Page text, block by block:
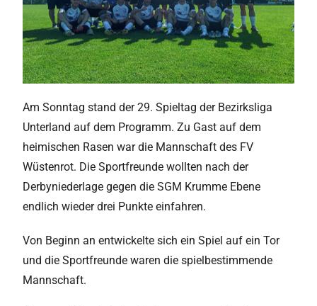
Am Sonntag stand der 29. Spieltag der Bezirksliga
Unterland auf dem Programm. Zu Gast auf dem
heimischen Rasen war die Mannschaft des FV
Wüstenrot. Die Sportfreunde wollten nach der
Derbyniederlage gegen die SGM Krumme Ebene
endlich wieder drei Punkte einfahren.
Von Beginn an entwickelte sich ein Spiel auf ein Tor
und die Sportfreunde waren die spielbestimmende
Mannschaft.